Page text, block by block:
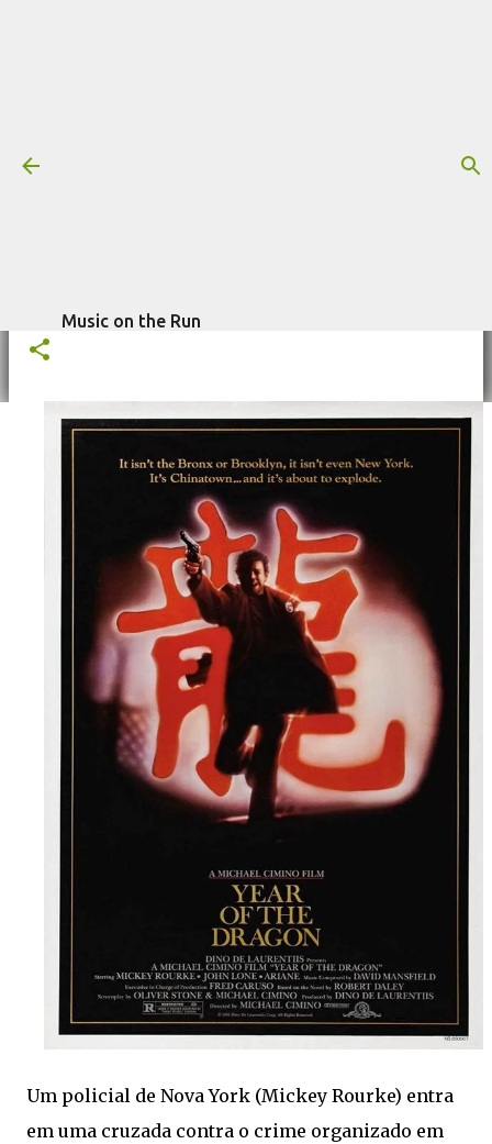
Music on the Run
Trilha sonora: O Ano do Dragão,
Um policial de Nova York (Mickey Rourke) entra
em uma cruzada contra o crime organizado em